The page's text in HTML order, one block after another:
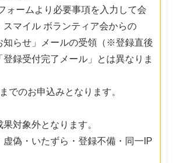
ォームより必要事項を入力して会
マイル ボランティア会からの
知らせ」メールの受領（※登録直後
登録受付完了メール」とは異なりま
でのお申込みとなります。
対象外となります。
虚偽・いたずら・登録不備・同一IP